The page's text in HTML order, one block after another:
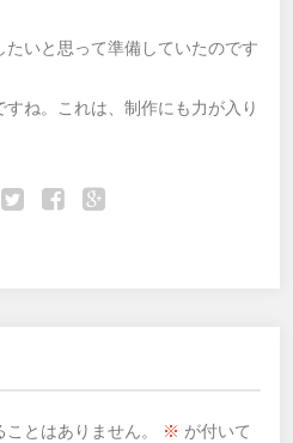
いと思って準備していたのです
ね。これは、制作にも力が入り
とはありません。 ※ が付いて